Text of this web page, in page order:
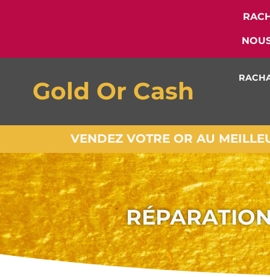
Gold Or Cash
VENDEZ VOTRE OR AU